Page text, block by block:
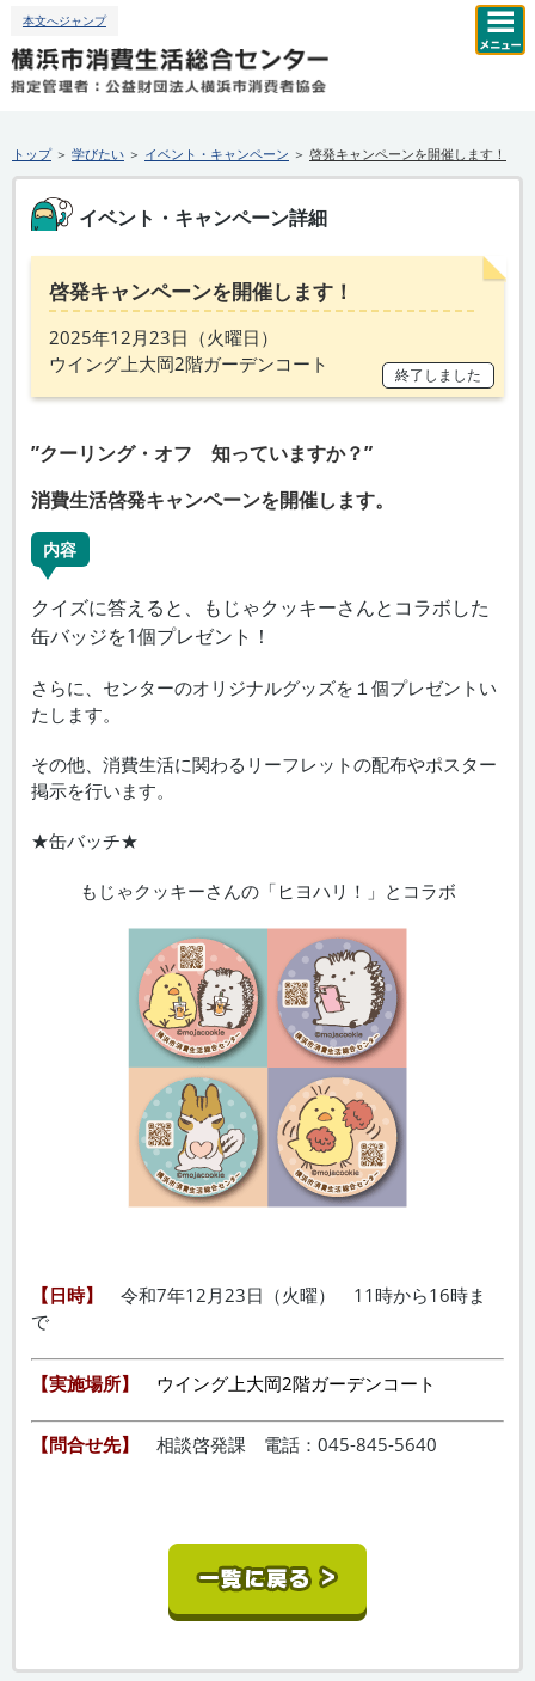
本文へジャンプ
トップ＞ 学びたい ＞ イベント・キャンペーン ＞ 啓発キャンペーンを開催します！
イベント・キャンペーン詳細
啓発キャンペーンを開催します！
2025年12月23日（火曜日）
ウイング上大岡2階ガーデンコート
終了しました
”クーリング・オフ 知っていますか？”
消費生活啓発キャンペーンを開催します。
内容
クイズに答えると、もじゃクッキーさんとコラボした
缶バッジを1個プレゼント！
さらに、センターのオリジナルグッズを１個プレゼントい
たします。
その他、消費生活に関わるリーフレットの配布やポスター
掲示を行います。
★缶バッチ★
もじゃクッキーさんの「ヒヨハリ！」とコラボ
【日時】
令和7年12月23日（火曜） 11時から16時ま
で
【実施場所】 ウイング上大岡2階ガーデンコート
【問合せ先】 相談啓発課 電話：045-845-5640